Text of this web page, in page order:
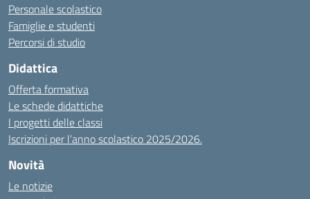
Personale scolastico
Famiglie e studenti
Percorsi di studio
Didattica
Offerta formativa
Le schede didattiche
I progetti delle classi
Iscrizioni per l’anno scolastico 2025/2026.
Novità
Le notizie